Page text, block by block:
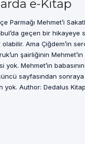
e-Kitap
Parmağı Mehmet’i
geçen bir hikayeye
Ama Çiğdem’in
şairliğinin
Mehmet’in
sayfasından
Author: Dedalus